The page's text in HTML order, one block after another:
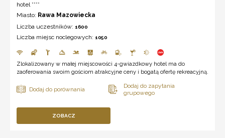
hotel ****
Miasto: Rawa Mazowiecka
Liczba uczestników: 1600
Liczba miejsc noclegowych: 1050
Zlokalizowany w małej miejscowości 4-gwiazdkowy hotel ma do
zaoferowania swoim gościom atrakcyjne ceny i bogatą ofertę rekreacyjną.
ZOBACZ